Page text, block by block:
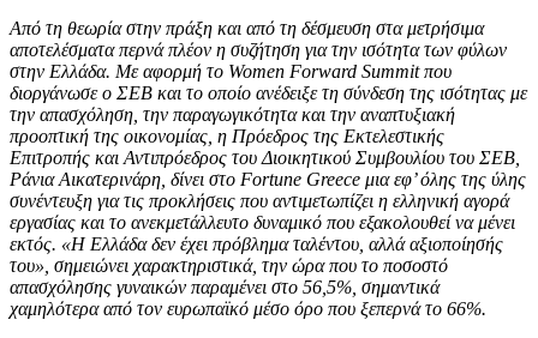
Από τη θεωρία στην πράξη και από τη δέσμευση στα μετρήσιμα
αποτελέσματα περνά πλέον η συζήτηση για την ισότητα των φύλων
στην Ελλάδα. Με αφορμή το Women Forward Summit που
διοργάνωσε ο ΣΕΒ και το οποίο ανέδειξε τη σύνδεση της ισότητας με
την απασχόληση, την παραγωγικότητα και την αναπτυξιακή
προοπτική της οικονομίας, η Πρόεδρος της Εκτελεστικής
Επιτροπής και Αντιπρόεδρος του Διοικητικού Συμβουλίου του ΣΕΒ,
Ράνια Αικατερινάρη, δίνει στο Fortune Greece μια εφ’ όλης της ύλης
συνέντευξη για τις προκλήσεις που αντιμετωπίζει η ελληνική αγορά
εργασίας και το ανεκμετάλλευτο δυναμικό που εξακολουθεί να μένει
εκτός. «Η Ελλάδα δεν έχει πρόβλημα ταλέντου, αλλά αξιοποίησής
του», σημειώνει χαρακτηριστικά, την ώρα που το ποσοστό
απασχόλησης γυναικών παραμένει στο 56,5%, σημαντικά
χαμηλότερα από τον ευρωπαϊκό μέσο όρο που ξεπερνά το 66%.